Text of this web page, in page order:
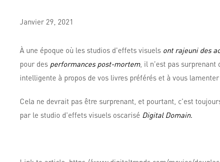
Janvier 29, 2021
À une époque où les studios d'effets visuels ont rajeuni des
pour des performances post-mortem, il n’est pas
intelligente à propos de vos livres préférés et à vous
Cela ne devrait pas être surprenant, et pourtant, c'est
par le studio d'effets visuels oscarisé Digital Domain.